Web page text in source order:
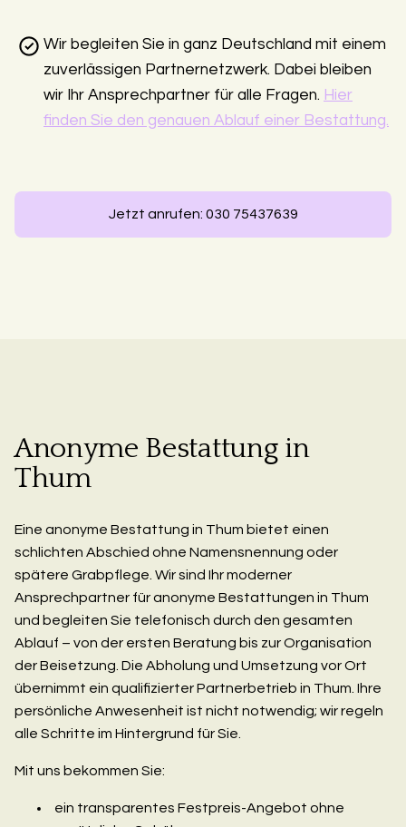
Wir begleiten Sie in ganz Deutschland mit einem
zuverlässigen Partnernetzwerk. Dabei bleiben
wir Ihr Ansprechpartner für alle Fragen. Hier
finden Sie den genauen Ablauf einer Bestattung.
Jetzt anrufen: 030 75437639
Anonyme Bestattung in
Thum
Eine anonyme Bestattung in Thum bietet einen
schlichten Abschied ohne Namensnennung oder
spätere Grabpflege. Wir sind Ihr moderner
Ansprechpartner für anonyme Bestattungen in Thum
und begleiten Sie telefonisch durch den gesamten
Ablauf – von der ersten Beratung bis zur Organisation
der Beisetzung. Die Abholung und Umsetzung vor Ort
übernimmt ein qualifizierter Partnerbetrieb in Thum. Ihre
persönliche Anwesenheit ist nicht notwendig; wir regeln
alle Schritte im Hintergrund für Sie.
Mit uns bekommen Sie:
ein transparentes Festpreis-Angebot ohne